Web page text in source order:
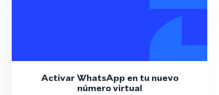
Activar WhatsApp en tu nuevo
número virtual